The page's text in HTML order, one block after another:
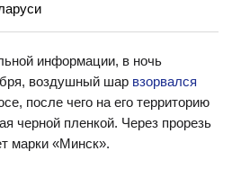
информации, в ночь
воздушный шар взорвался
после чего на его территорию
черной пленкой. Через прорезь
марки «Минск».